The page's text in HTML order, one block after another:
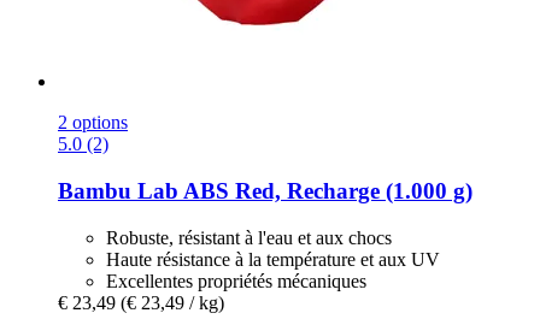
2 options
5.0 (2)
Bambu Lab ABS Red, Recharge (1.000 g)
Robuste, résistant à l'eau et aux chocs
Haute résistance à la température et aux UV
Excellentes propriétés mécaniques
€ 23,49 (€ 23,49 / kg)